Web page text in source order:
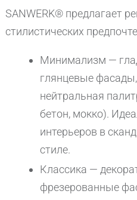
SANWERK® предлагает
стилистических
Минимализм —
глянцевые
нейтральная
бетон, мокко).
интерьеров в
стиле.
Классика —
фрезерованные